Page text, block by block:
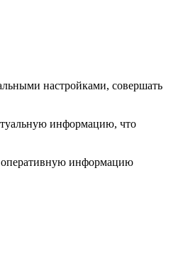
настройками, совершать
информацию, что
оперативную информацию